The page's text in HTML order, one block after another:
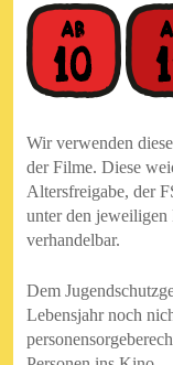
Wir verwenden
der Filme. Diese
Altersfreigabe, der
unter den
verhandelbar.
Dem
Lebensjahr noch